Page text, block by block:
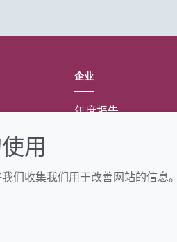
企业
年度报告
用
们收集我们用于改善网站的信息。